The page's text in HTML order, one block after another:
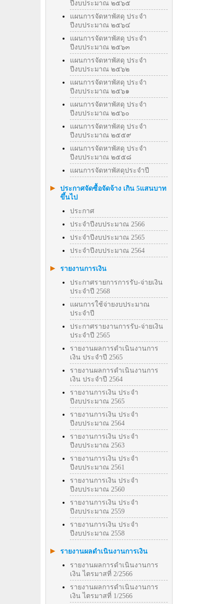
ปีงบประมาณ ๒๕๖๕
แผนการจัดหาพัสดุ ประจำ
ปีงบประมาณ ๒๕๖๔
แผนการจัดหาพัสดุ ประจำ
ปีงบประมาณ ๒๕๖๓
แผนการจัดหาพัสดุ ประจำ
ปีงบประมาณ ๒๕๖๒
แผนการจัดหาพัสดุ ประจำ
ปีงบประมาณ ๒๕๖๑
แผนการจัดหาพัสดุ ประจำ
ปีงบประมาณ ๒๕๖๐
แผนการจัดหาพัสดุ ประจำ
ปีงบประมาณ ๒๕๕๙
แผนการจัดหาพัสดุ ประจำ
ปีงบประมาณ ๒๕๕๘
แผนการจัดหาพัสดุประจำปี
ประกาศจัดซื้อจัดจ้าง เกิน 5แสนบาท
ขึ้นไป
ประกาศ
ประจำปีงบประมาณ 2566
ประจำปีงบประมาณ 2565
ประจำปีงบประมาณ 2564
รายงานการเงิน
ประกาศรายการการรับ-จ่ายเงิน
ประจำปี 2568
แผนการใช้จ่ายงบประมาณ
ประจำปี
ประกาศรายงานการรับ-จ่ายเงิน
ประจำปี 2565
รายงานผลการดำเนินงานการ
เงิน ประจำปี 2565
รายงานผลการดำเนินงานการ
เงิน ประจำปี 2564
รายงานการเงิน ประจำ
ปีงบประมาณ 2565
รายงานการเงิน ประจำ
ปีงบประมาณ 2564
รายงานการเงิน ประจำ
ปีงบประมาณ 2563
รายงานการเงิน ประจำ
ปีงบประมาณ 2561
รายงานการเงิน ประจำ
ปีงบประมาณ 2560
รายงานการเงิน ประจำ
ปีงบประมาณ 2559
รายงานการเงิน ประจำ
ปีงบประมาณ 2558
รายงานผลดำเนินงานการเงิน
รายงานผลการดำเนินงานการ
เงิน ไตรมาสที่ 2/2566
รายงานผลการดำเนินงานการ
เงิน ไตรมาสที่ 1/2566